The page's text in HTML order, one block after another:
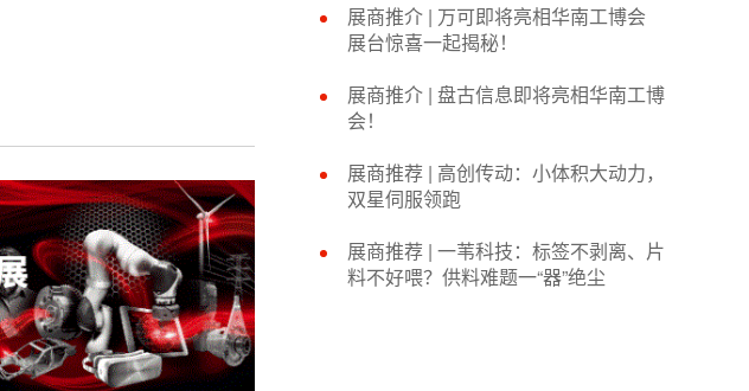
展商推介 |​ 万可即将亮相华南工博会
展台惊喜一起揭秘！
展商推介 |​ 盘古信息即将亮相华南工博
会！
展商推荐 | 高创传动：小体积大动力，
双星伺服领跑
展商推荐 | 一苇科技：标签不剥离、片
料不好喂？供料难题一“器”绝尘